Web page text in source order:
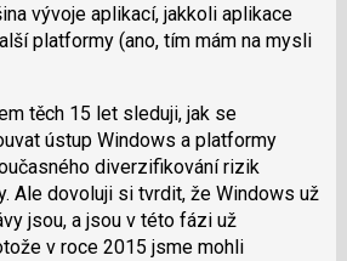
vývoje aplikací, jakkoli aplikace
platformy (ano, tím mám na mysli
těch 15 let sleduji, jak se
ústup Windows a platformy
diverzifikování rizik
Ale dovoluji si tvrdit, že Windows už
jsou, a jsou v této fázi už
v roce 2015 jsme mohli